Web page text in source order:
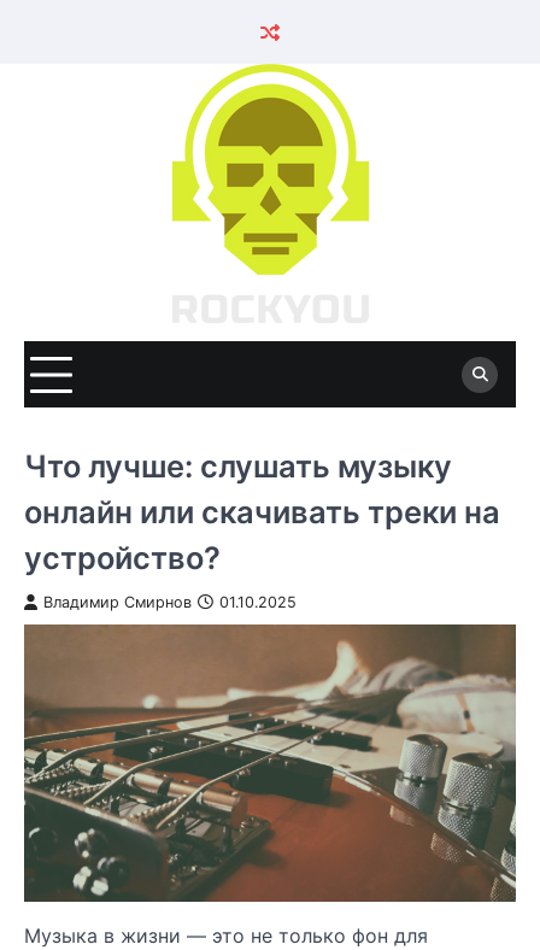
Что лучше: слушать музыку
онлайн или скачивать треки на
устройство?
Владимир Смирнов 01.10.2025
Музыка в жизни — это не только фон для